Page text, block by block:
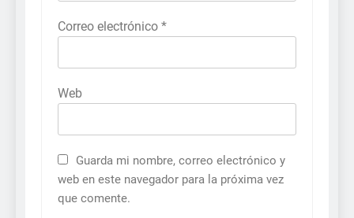
Correo electrónico *
Web
Guarda mi nombre, correo electrónico y
web en este navegador para la próxima vez
que comente.